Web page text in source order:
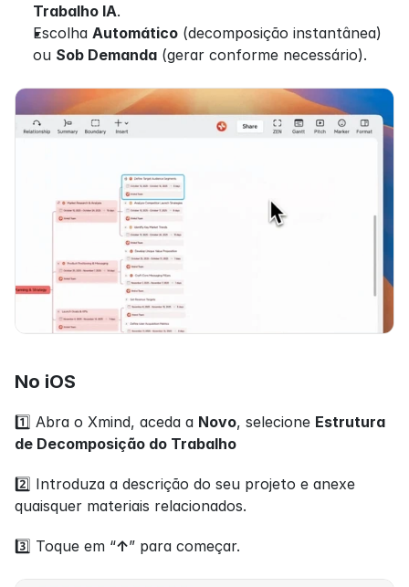
Trabalho IA.
Escolha Automático (decomposição instantânea)
ou Sob Demanda (gerar conforme necessário).
No iOS
1️⃣ Abra o Xmind, aceda a Novo, selecione Estrutura
de Decomposição do Trabalho
2️⃣ Introduza a descrição do seu projeto e anexe
quaisquer materiais relacionados.
3️⃣ Toque em “↑” para começar.